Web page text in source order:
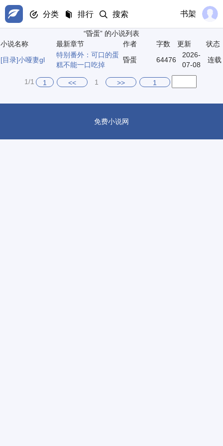
分类 排行 搜索 书架
“昏蛋” 的小说列表
小说名称
最新章节 作者 字数 更新
状态
[目录]小哑妻gl
特别番外：可口的蛋
糕不能一口吃掉
昏蛋 64476
2026-
07-08
连载
1/1 1 << 1 >> 1
免费小说网